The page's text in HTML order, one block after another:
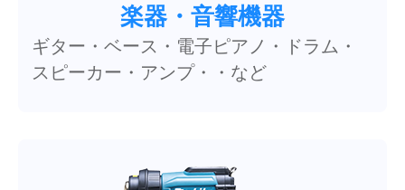
楽器・音響機器
ギター・ベース・電子ピアノ・ドラム・
スピーカー・アンプ・・など